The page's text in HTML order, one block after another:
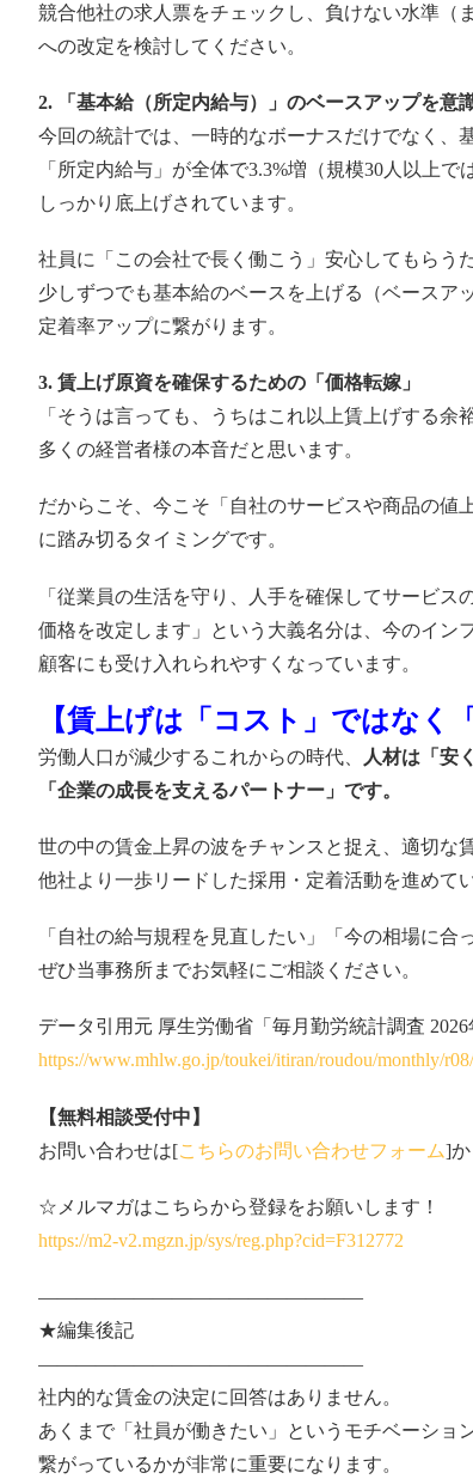
競合他社の求人票をチェックし、負けない水準（
への改定を検討してください。
2. 「基本給（所定内給与）」のベースアップを意
今回の統計では、一時的なボーナスだけでなく、
「所定内給与」が全体で3.3%増（規模30人以上で
しっかり底上げされています。
社員に「この会社で長く働こう」安心してもらう
少しずつでも基本給のベースを上げる（ベースア
定着率アップに繋がります。
3. 賃上げ原資を確保するための「価格転嫁」
「そうは言っても、うちはこれ以上賃上げする
多くの経営者様の本音だと思います。
だからこそ、今こそ「自社のサービスや商品の値
に踏み切るタイミングです。
「従業員の生活を守り、人手を確保してサービス
価格を改定します」という大義名分は、今のイン
顧客にも受け入れられやすくなっています。
【賃上げは「コスト」ではなく
労働人口が減少するこれからの時代、
人材は「安
「企業の成長を支えるパートナー」です。
世の中の賃金上昇の波をチャンスと捉え、適切な
他社より一歩リードした採用・定着活動を進めて
「自社の給与規程を見直したい」「今の相場に合
ぜひ当事務所までお気軽にご相談ください。
データ引用元 厚生労働省「毎月勤労統計調査 2026
https://www.mhlw.go.jp/toukei/itiran/roudou/monthly/
【無料相談受付中】
お問い合わせは[こちらのお問い合わせフォーム]か
☆メルマガはこちらから登録をお願いします！
https://m2-v2.mgzn.jp/sys/reg.php?cid=F312772
—————————————————
★編集後記
—————————————————
社内的な賃金の決定に回答はありません。
あくまで「社員が働きたい」というモチベーショ
繋がっているかが非常に重要になります。